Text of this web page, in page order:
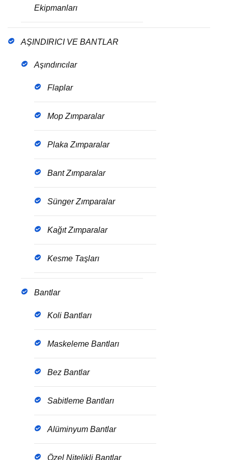
Ekipmanları
AŞINDIRICI VE BANTLAR
Aşındırıcılar
Flaplar
Mop Zımparalar
Plaka Zımparalar
Bant Zımparalar
Sünger Zımparalar
Kağıt Zımparalar
Kesme Taşları
Bantlar
Koli Bantları
Maskeleme Bantları
Bez Bantlar
Sabitleme Bantları
Alüminyum Bantlar
Özel Nitelikli Bantlar